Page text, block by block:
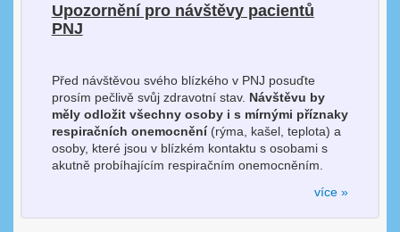
Upozornění pro návštěvy pacientů
PNJ
Před návštěvou svého blízkého v PNJ posuďte
prosím pečlivě svůj zdravotní stav. Návštěvu by
měly odložit všechny osoby i s mírnými příznaky
respiračních onemocnění(rýma, kašel, teplota) a
osoby, které jsou v blízkém kontaktu s osobami s
akutně probíhajícím respiračním onemocněním.
více »